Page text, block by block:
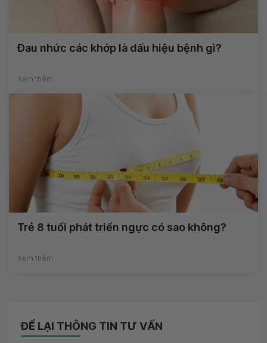
Đau nhức các khớp là dấu hiệu bệnh gì?
Xem thêm
Trẻ 8 tuổi phát triển ngực có sao không?
Xem thêm
ĐỂ LẠI THÔNG TIN TƯ VẤN